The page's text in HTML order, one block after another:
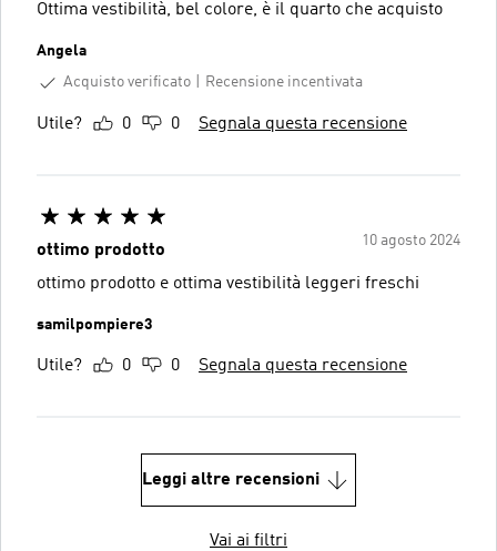
Ottima vestibilità, bel colore, è il quarto che acquisto
Angela
Acquisto verificato
Recensione incentivata
Utile? 0 0 Segnala questa recensione
10 agosto 2024
ottimo prodotto
ottimo prodotto e ottima vestibilità leggeri freschi
samilpompiere3
Utile? 0 0 Segnala questa recensione
Leggi altre recensioni
Vai ai filtri